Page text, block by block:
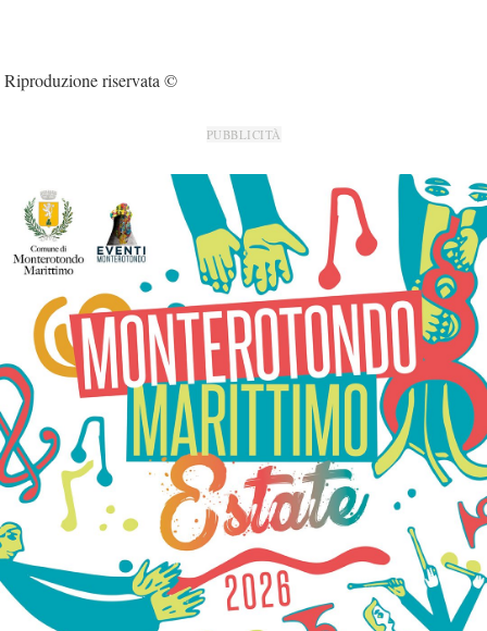
Riproduzione riservata ©
PUBBLICITÀ